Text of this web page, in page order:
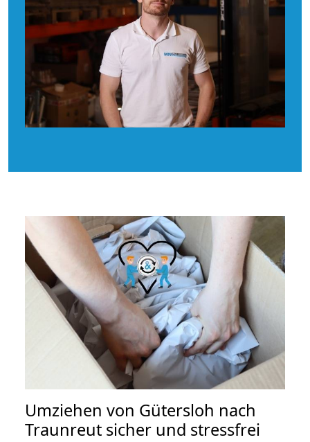
Umziehen von Gütersloh nach
Traunreut sicher und stressfrei